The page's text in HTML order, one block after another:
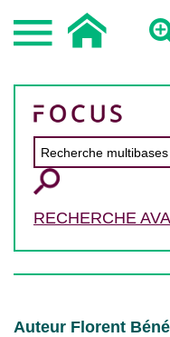
RECHERCHE
Auteur Florent